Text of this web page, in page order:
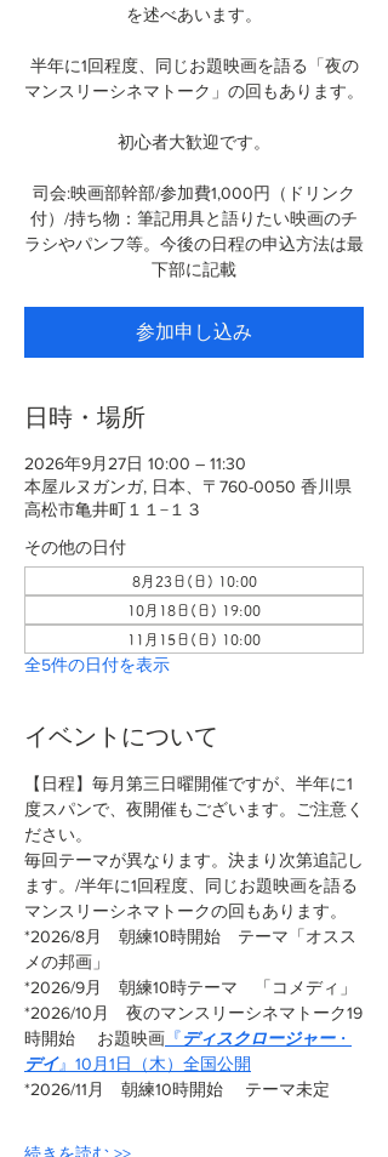
を述べあいます。
半年に1回程度、同じお題映画を語る「夜の
マンスリーシネマトーク」の回もあります。
初心者大歓迎です。
司会:映画部幹部/参加費1,000円（ドリンク
付）/持ち物：筆記用具と語りたい映画のチ
ラシやパンフ等。今後の日程の申込方法は最
下部に記載
参加申し込み
日時・場所
2026年9月27日 10:00 – 11:30
本屋ルヌガンガ, 日本、〒760-0050 香川県
高松市亀井町１１−１３
その他の日付
8月23日(日) 10:00
10月18日(日) 19:00
11月15日(日) 10:00
全5件の日付を表示
イベントについて
【日程】毎月第三日曜開催ですが、半年に1
度スパンで、夜開催もございます。ご注意く
ださい。
毎回テーマが異なります。決まり次第追記し
ます。/半年に1回程度、同じお題映画を語る
マンスリーシネマトークの回もあります。
*2026/8月　朝練10時開始　テーマ「オスス
メの邦画」
*2026/9月　朝練10時テーマ　「コメディ」
*2026/10月　夜のマンスリーシネマトーク19
時開始 　お題映画 『ディスクロージャー・
デイ』10月1日（木）全国公開
*2026/11月　朝練10時開始　 テーマ未定